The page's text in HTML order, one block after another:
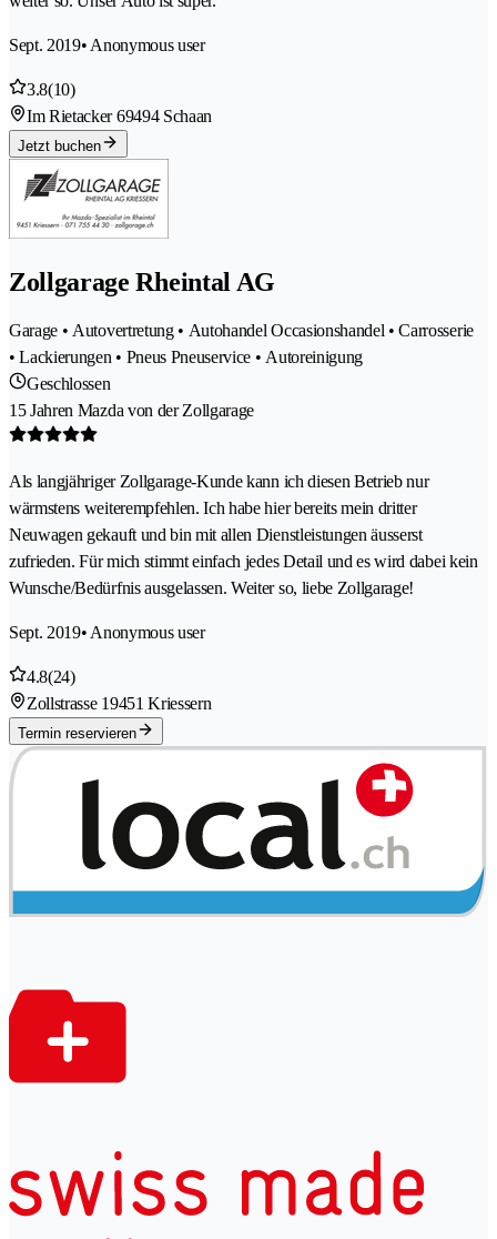
Sept. 2019• Anonymous user
3.8(10)
Im Rietacker 69494 Schaan
Jetzt buchen
Zollgarage Rheintal AG
Garage • Autovertretung • Autohandel Occasionshandel • Carrosserie
• Lackierungen • Pneus Pneuservice • Autoreinigung
Geschlossen
15 Jahren Mazda von der Zollgarage
Als langjähriger Zollgarage-Kunde kann ich diesen Betrieb nur
wärmstens weiterempfehlen. Ich habe hier bereits mein dritter
Neuwagen gekauft und bin mit allen Dienstleistungen äusserst
zufrieden. Für mich stimmt einfach jedes Detail und es wird dabei kein
Wunsche/Bedürfnis ausgelassen. Weiter so, liebe Zollgarage!
Sept. 2019• Anonymous user
4.8(24)
Zollstrasse 19451 Kriessern
Termin reservieren